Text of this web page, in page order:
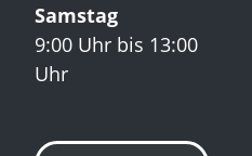
Samstag
9:00 Uhr bis 13:00
Uhr